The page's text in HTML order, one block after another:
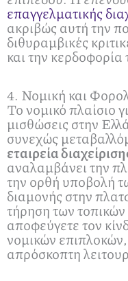
επαγγελματικής
ακριβώς αυτή την
διθυραμβικές
και την κερδοφορία
4. Νομική και
Το νομικό πλαίσιο
μισθώσεις στην
συνεχώς
εταιρεία
αναλαμβάνει την
την ορθή υποβολή
διαμονής στην
τήρηση των
αποφεύγετε τον
νομικών
απρόσκοπτη